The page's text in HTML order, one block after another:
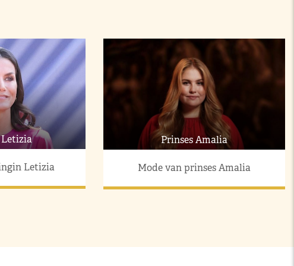
Letizia
Prinses Amalia
Mode van prinses Amalia